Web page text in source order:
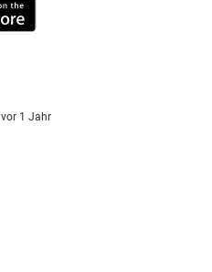
vor 1 Jahr